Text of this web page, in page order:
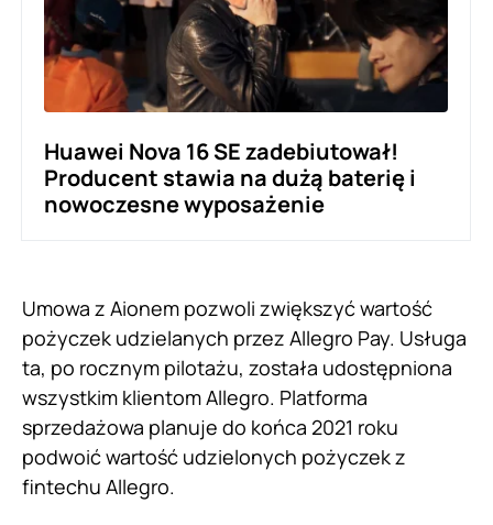
Huawei Nova 16 SE zadebiutował!
Producent stawia na dużą baterię i
nowoczesne wyposażenie
Umowa z Aionem pozwoli zwiększyć wartość
pożyczek udzielanych przez Allegro Pay. Usługa
ta, po rocznym pilotażu, została udostępniona
wszystkim klientom Allegro. Platforma
sprzedażowa planuje do końca 2021 roku
podwoić wartość udzielonych pożyczek z
fintechu Allegro.